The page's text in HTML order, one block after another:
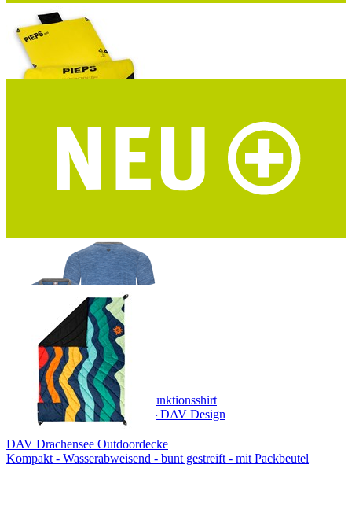
PIEPS Bivy Duo Biwaksack
2 Personen - 8 verstärkte Ösen - geeignet als Nottrage
DAV Hocheisspitze Herren Funktionsshirt
Merino-Tencel® – blau/grau – DAV Design
DAV Drachensee Outdoordecke
Kompakt - Wasserabweisend - bunt gestreift - mit Packbeutel